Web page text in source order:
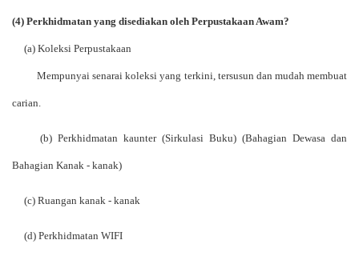
(4) Perkhidmatan yang disediakan oleh Perpustakaan Awam?
(a) Koleksi Perpustakaan
Mempunyai senarai koleksi yang terkini, tersusun dan mudah membuat
carian.
(b) Perkhidmatan kaunter (Sirkulasi Buku) (Bahagian Dewasa dan
Bahagian Kanak - kanak)
(c) Ruangan kanak - kanak
(d) Perkhidmatan WIFI